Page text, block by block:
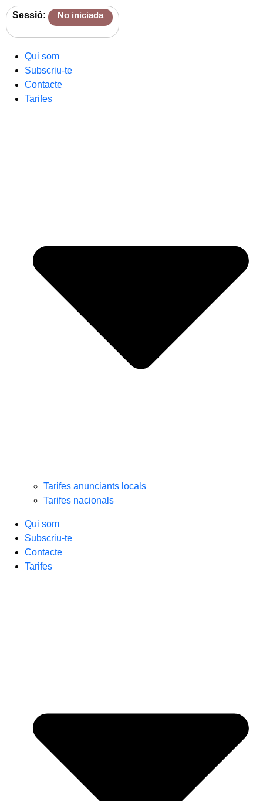
Sessió: No iniciada
Qui som
Subscriu-te
Contacte
Tarifes
Tarifes anunciants locals
Tarifes nacionals
Qui som
Subscriu-te
Contacte
Tarifes